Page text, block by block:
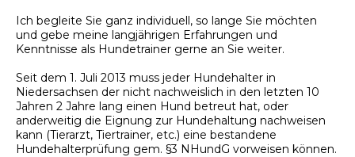
Ich begleite Sie ganz individuell, so lange Sie möchten
und gebe meine langjährigen Erfahrungen und
Kenntnisse als Hundetrainer gerne an Sie weiter.
Seit dem 1. Juli 2013 muss jeder Hundehalter in
Niedersachsen der nicht nachweislich in den letzten 10
Jahren 2 Jahre lang einen Hund betreut hat, oder
anderweitig die Eignung zur Hundehaltung nachweisen
kann (Tierarzt, Tiertrainer, etc.) eine bestandene
Hundehalterprüfung gem. §3 NHundG vorweisen können.